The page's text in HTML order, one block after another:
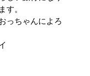
す。
っちゃんによろ